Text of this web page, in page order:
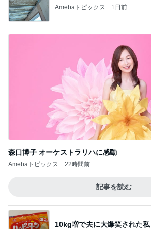
Amebaトピックス 1日前
森口博子 オーケストラリハに感動
Amebaトピックス 22時間前
記事を読む
10kg増で夫に大爆笑された私